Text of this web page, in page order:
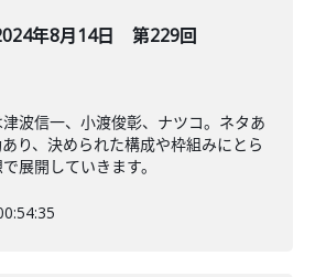
年8月14日 第229回
波信一、小渡俊彰、ナツコ。ネタあ
り、決められた構成や枠組みにとら
展開していきます。